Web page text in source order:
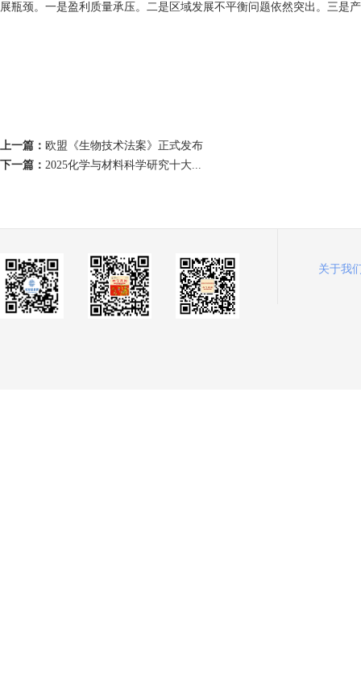
展瓶颈。一是盈利质量承压。二是区域发展不平衡问题依然突出。三是
上一篇： 欧盟《生物技术法案》正式发布
下一篇： 2025化学与材料科学研究十大...
关于我